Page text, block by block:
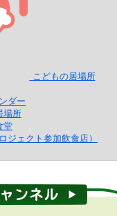
こどもの居場所
ダー
場所
堂
ジェクト参加飲食店）